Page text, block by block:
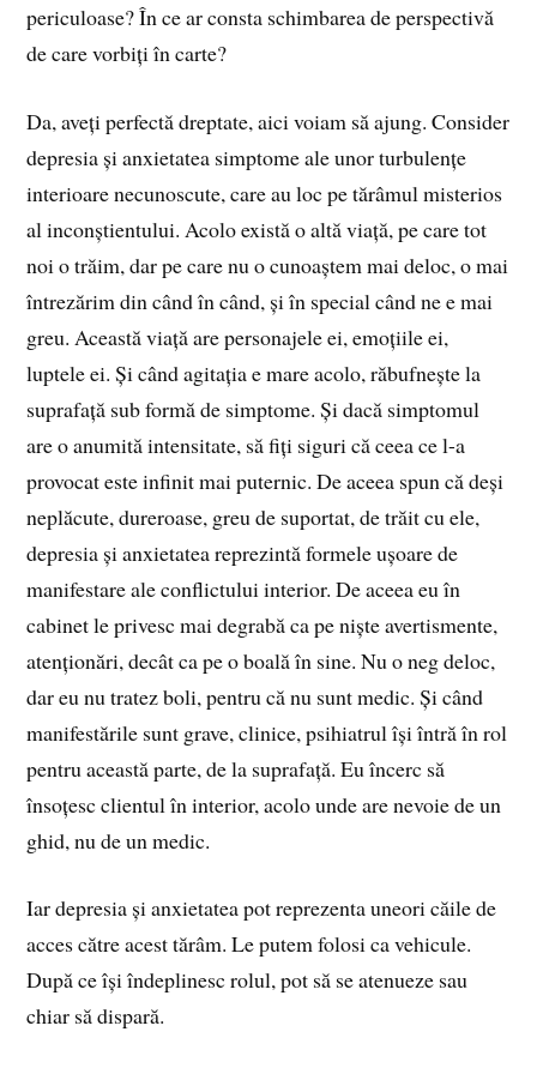
periculoase? În ce ar consta schimbarea de perspectivă
de care vorbiți în carte?
Da, aveți perfectă dreptate, aici voiam să ajung. Consider
depresia și anxietatea simptome ale unor turbulențe
interioare necunoscute, care au loc pe tărâmul misterios
al inconștientului. Acolo există o altă viață, pe care tot
noi o trăim, dar pe care nu o cunoaștem mai deloc, o mai
întrezărim din când în când, și în special când ne e mai
greu. Această viață are personajele ei, emoțiile ei,
luptele ei. Și când agitația e mare acolo, răbufnește la
suprafață sub formă de simptome. Și dacă simptomul
are o anumită intensitate, să fiți siguri că ceea ce l-a
provocat este infinit mai puternic. De aceea spun că deși
neplăcute, dureroase, greu de suportat, de trăit cu ele,
depresia și anxietatea reprezintă formele ușoare de
manifestare ale conflictului interior. De aceea eu în
cabinet le privesc mai degrabă ca pe niște avertismente,
atenționări, decât ca pe o boală în sine. Nu o neg deloc,
dar eu nu tratez boli, pentru că nu sunt medic. Și când
manifestările sunt grave, clinice, psihiatrul își întră în rol
pentru această parte, de la suprafață. Eu încerc să
însoțesc clientul în interior, acolo unde are nevoie de un
ghid, nu de un medic.
Iar depresia și anxietatea pot reprezenta uneori căile de
acces către acest tărâm. Le putem folosi ca vehicule.
După ce își îndeplinesc rolul, pot să se atenueze sau
chiar să dispară.